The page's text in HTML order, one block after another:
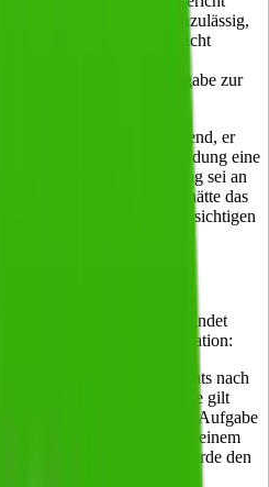
der Klagefrist als unzulässig,
§ 122 Abs. 1 Nr. 1 AO nicht
die Post im Inland
dritten Tag nach der Aufgabe zur
macht A erstmals geltend, er
der Einspruchsentscheidung eine
die Einspruchsentscheidung sei an
Die Inhaftierung hätte das
§ 122 Abs. 2 AO berücksichtigen
als unbegründet
auf folgende Argumentation:
innerhalb eines Monats nach
einzulegen. Diese gilt
dem dritten Tag nach ihrer Aufgabe
wenn sie nicht oder zu einem
ist. Im Zweifel hat die Behörde den
nachzuweisen.